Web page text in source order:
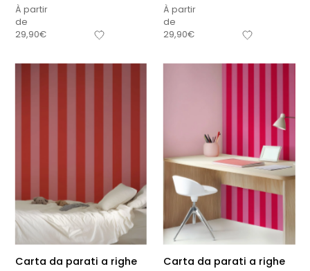
À partir
de
29,90€
À partir
de
29,90€
Carta da parati a righe
Carta da parati a righe